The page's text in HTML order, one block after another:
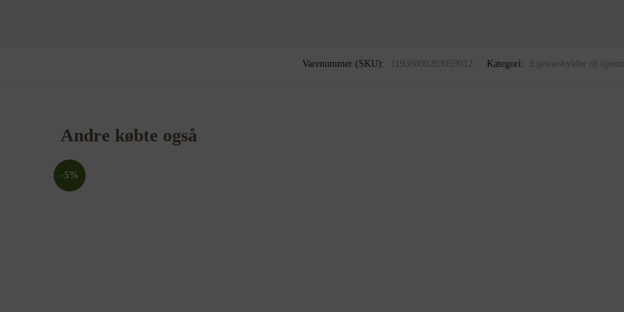
Varenummer (SKU): 11936800203059012 Kategori: Egetræshylder til
Andre købte også
-5%